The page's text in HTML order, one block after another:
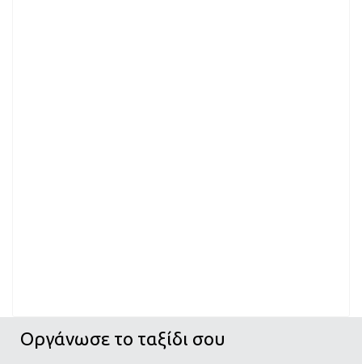
Οργάνωσε το ταξίδι σου